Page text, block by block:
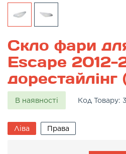
Скло фари
Escape 2012-
дорестайлінг
В наявності Код Товару:
Ліва Права